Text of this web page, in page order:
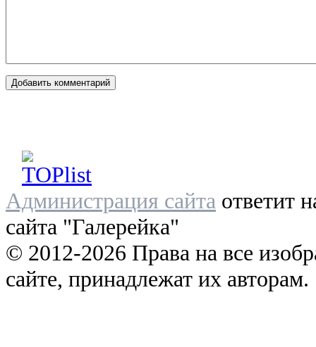
Администрация сайта ответит
сайта "Галерейка"
© 2012-2026 Права на все
сайте, принадлежат их авторам.